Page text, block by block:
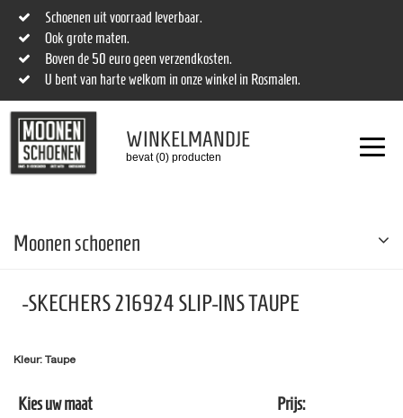
Schoenen uit voorraad leverbaar.
Ook grote maten.
Boven de 50 euro geen verzendkosten.
U bent van harte welkom in onze winkel in Rosmalen.
WINKELMANDJE
bevat (0) producten
Moonen schoenen
-SKECHERS 216924 SLIP-INS TAUPE
Kleur: Taupe
Kies uw maat
Prijs: